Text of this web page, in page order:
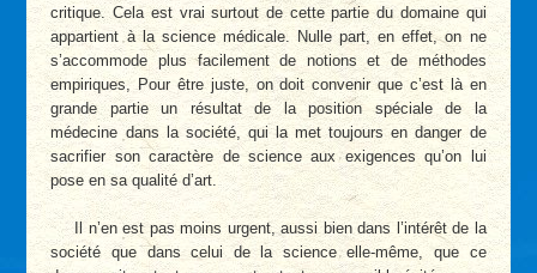
critique. Cela est vrai surtout de cette partie du domaine qui
appartient à la science médicale. Nulle part, en effet, on ne
s’accommode plus facilement de notions et de méthodes
empiriques, Pour être juste, on doit convenir que c’est là en
grande partie un résultat de la position spéciale de la
médecine dans la société, qui la met toujours en danger de
sacrifier son caractère de science aux exigences qu’on lui
pose en sa qualité d’art.
Il n’en est pas moins urgent, aussi bien dans l’intérêt de la
société que dans celui de la science elle-même, que ce